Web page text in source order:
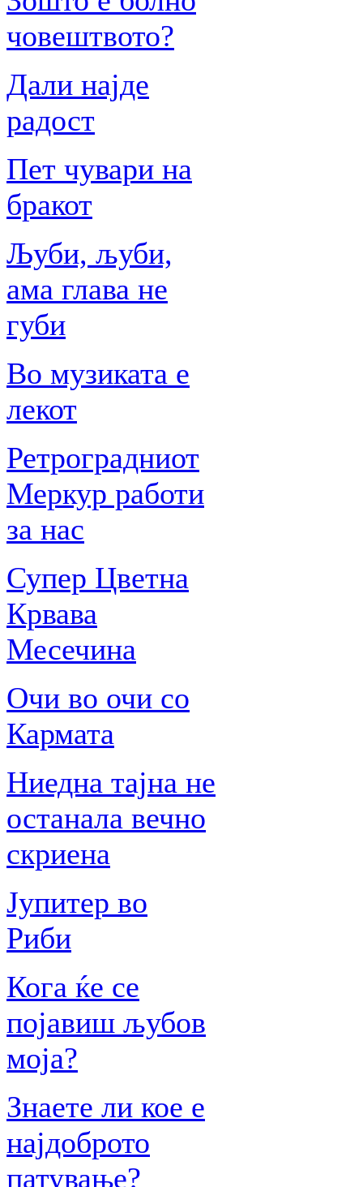
човештвото?
Дали најде
радост
Пет чувари на
бракот
Љуби, љуби,
ама глава не
губи
Во музиката е
лекот
Ретроградниот
Меркур работи
за нас
Супер Цветна
Крвава
Месечина
Очи во очи со
Кармата
Ниедна тајна не
останала вечно
скриена
Јупитер во
Риби
Кога ќе се
појавиш љубов
моја?
Знаете ли кое е
најдоброто
патување?